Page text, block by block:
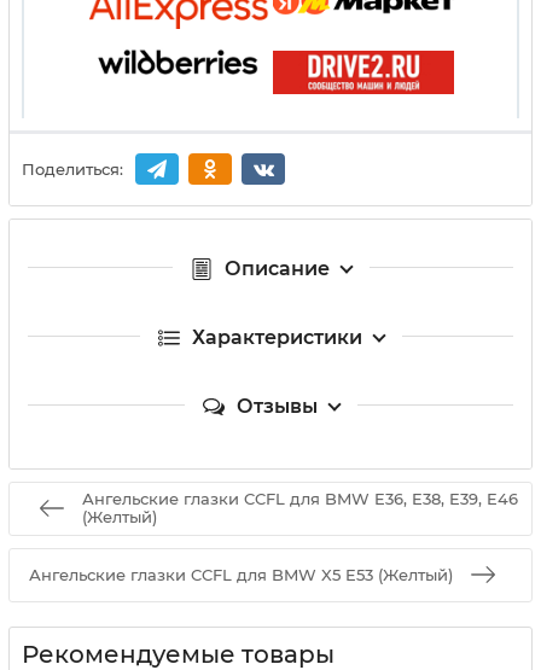
Поделиться:
Описание
Характеристики
Отзывы
Ангельские глазки CCFL для BMW E36, E38, E39, E46
(Желтый)
Ангельские глазки CCFL для BMW X5 E53 (Желтый)
Рекомендуемые товары